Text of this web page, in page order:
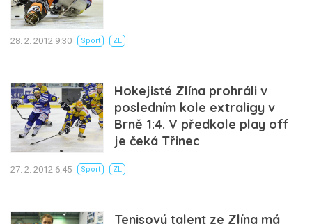
28. 2. 2012 9:30 Sport ZL
Hokejisté Zlína prohráli v
posledním kole extraligy v
Brně 1:4. V předkole play off
je čeká Třinec
27. 2. 2012 6:45 Sport ZL
Tenisový talent ze Zlína má